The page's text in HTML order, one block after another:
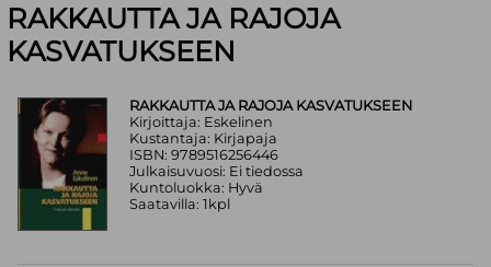
RAKKAUTTA JA RAJOJA
KASVATUKSEEN
RAKKAUTTA JA RAJOJA KASVATUKSEEN
Kirjoittaja: Eskelinen
Kustantaja: Kirjapaja
ISBN: 9789516256446
Julkaisuvuosi: Ei tiedossa
Kuntoluokka: Hyvä
Saatavilla: 1kpl